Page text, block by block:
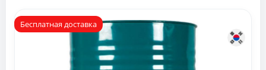
Бесплатная доставка